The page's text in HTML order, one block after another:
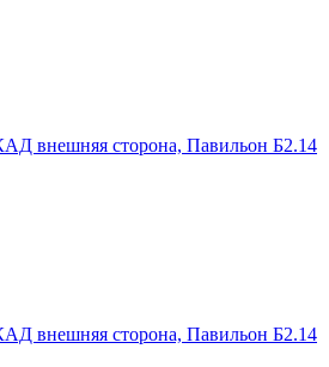
внешняя сторона, Павильон Б2.14
внешняя сторона, Павильон Б2.14